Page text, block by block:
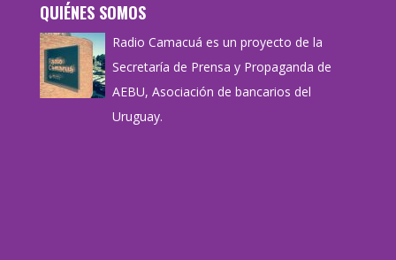
QUIÉNES SOMOS
Radio Camacuá es un proyecto de la
Secretaría de Prensa y Propaganda de
AEBU, Asociación de bancarios del
Uruguay.